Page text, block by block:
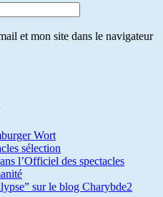
et mon site dans le navigateur
Wort
sélection
l’Officiel des spectacles
sur le blog Charybde2